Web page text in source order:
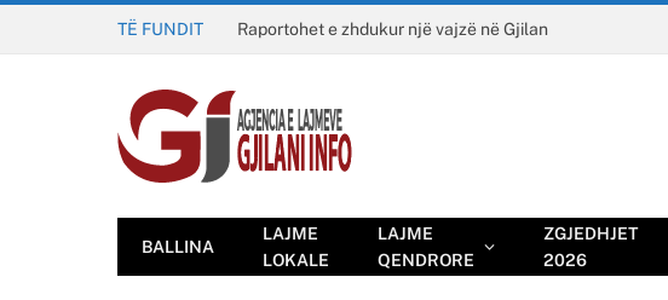
TË FUNDIT Raportohet e zhdukur një vajzë në Gjilan
BALLINA
LAJME
LOKALE
LAJME
QENDRORE
ZGJEDHJET
2026